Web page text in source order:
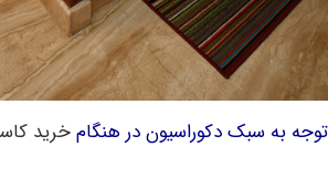
به سبک دکوراسیون در هنگامخرید